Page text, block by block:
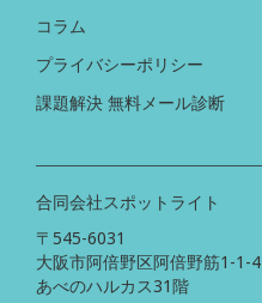
合同会社スポットライト
〒545-6031
大阪市阿倍野区阿倍野筋1-1-4
あべのハルカス31階
コラム
プライバシーポリシー
課題解決 無料メール診断